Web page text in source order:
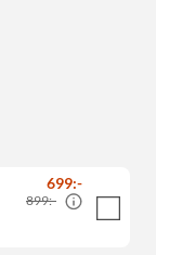
699:-
899:-